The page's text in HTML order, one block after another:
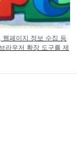
웹페이지 정보 수집 등
라우저 확장 도구를 제